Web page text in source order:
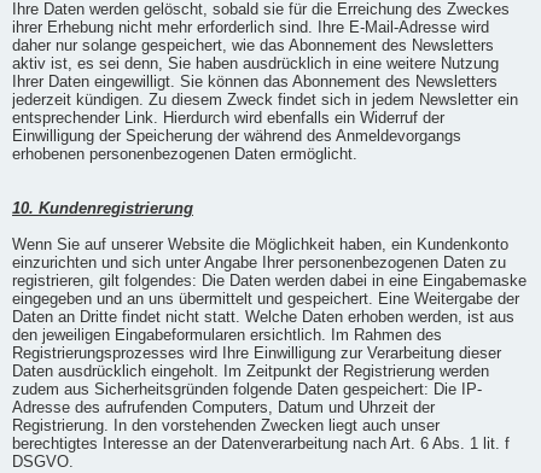
Ihre Daten werden gelöscht, sobald sie für die Erreichung des Zweckes
ihrer Erhebung nicht mehr erforderlich sind. Ihre E-Mail-Adresse wird
daher nur solange gespeichert, wie das Abonnement des Newsletters
aktiv ist, es sei denn, Sie haben ausdrücklich in eine weitere Nutzung
Ihrer Daten eingewilligt. Sie können das Abonnement des Newsletters
jederzeit kündigen. Zu diesem Zweck findet sich in jedem Newsletter ein
entsprechender Link. Hierdurch wird ebenfalls ein Widerruf der
Einwilligung der Speicherung der während des Anmeldevorgangs
erhobenen personenbezogenen Daten ermöglicht.
10. Kundenregistrierung
Wenn Sie auf unserer Website die Möglichkeit haben, ein Kundenkonto
einzurichten und sich unter Angabe Ihrer personenbezogenen Daten zu
registrieren, gilt folgendes: Die Daten werden dabei in eine Eingabemaske
eingegeben und an uns übermittelt und gespeichert. Eine Weitergabe der
Daten an Dritte findet nicht statt. Welche Daten erhoben werden, ist aus
den jeweiligen Eingabeformularen ersichtlich. Im Rahmen des
Registrierungsprozesses wird Ihre Einwilligung zur Verarbeitung dieser
Daten ausdrücklich eingeholt. Im Zeitpunkt der Registrierung werden
zudem aus Sicherheitsgründen folgende Daten gespeichert: Die IP-
Adresse des aufrufenden Computers, Datum und Uhrzeit der
Registrierung. In den vorstehenden Zwecken liegt auch unser
berechtigtes Interesse an der Datenverarbeitung nach Art. 6 Abs. 1 lit. f
DSGVO.